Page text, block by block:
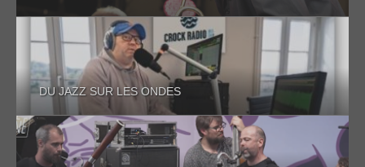
DU JAZZ SUR LES ONDES